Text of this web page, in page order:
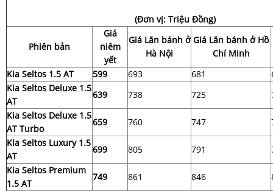
(Đơn vị: Triệu Đồng)
Phiên bản
Giá
niêm
yết
Giá Lăn bánh ở
Hà Nội
Giá Lăn bánh ở Hồ
Chí Minh
Kia Seltos 1.5 AT
599 693 681
Kia Seltos Deluxe 1.5
AT
639 738 725
Kia Seltos Deluxe 1.5
AT Turbo
659 760 747
Kia Seltos Luxury 1.5
AT
699 805 791
Kia Seltos Premium
1.5 AT
749 861 846